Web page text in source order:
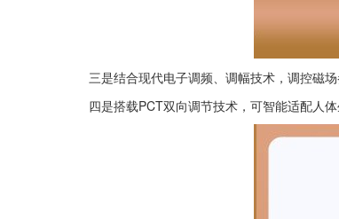
三是结合现代电子调频、调幅技术，调控磁
四是搭载PCT双向调节技术，可智能适配人